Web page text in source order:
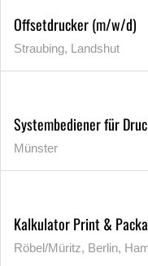
Offsetdrucker (m/w/d)
Straubing, Landshut
Systembediener für
Münster
Kalkulator Print &
Röbel/Müritz, Berlin,